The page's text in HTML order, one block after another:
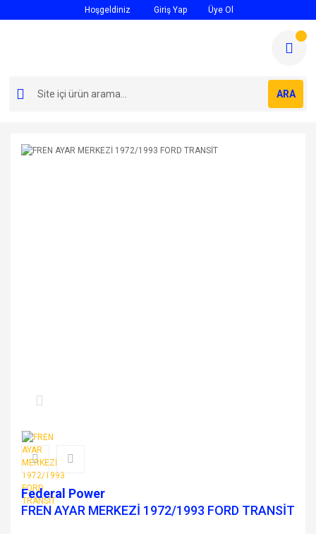
Hoşgeldiniz Giriş Yap Üye Ol
ARA
Federal Power
FREN AYAR MERKEZİ 1972/1993 FORD TRANSİT